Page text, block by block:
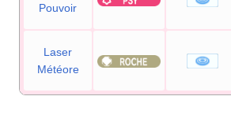
Pouvoir
Laser
Météore